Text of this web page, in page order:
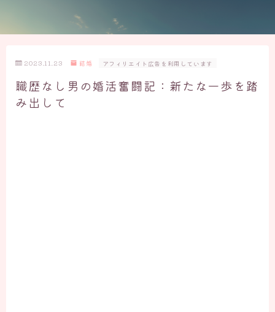
2023.11.23 結婚 アフィリエイト広告を利用しています
職歴なし男の婚活奮闘記：新たな一歩を踏
み出して